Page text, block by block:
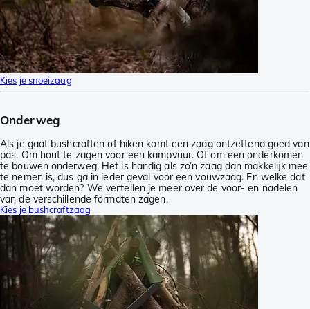
Kies je snoeizaag
Onderweg
Als je gaat bushcraften of hiken komt een zaag ontzettend goed van
pas. Om hout te zagen voor een kampvuur. Of om een onderkomen
te bouwen onderweg. Het is handig als zo’n zaag dan makkelijk mee
te nemen is, dus ga in ieder geval voor een vouwzaag. En welke dat
dan moet worden? We vertellen je meer over de voor- en nadelen
van de verschillende formaten zagen.
Kies je bushcraftzaag